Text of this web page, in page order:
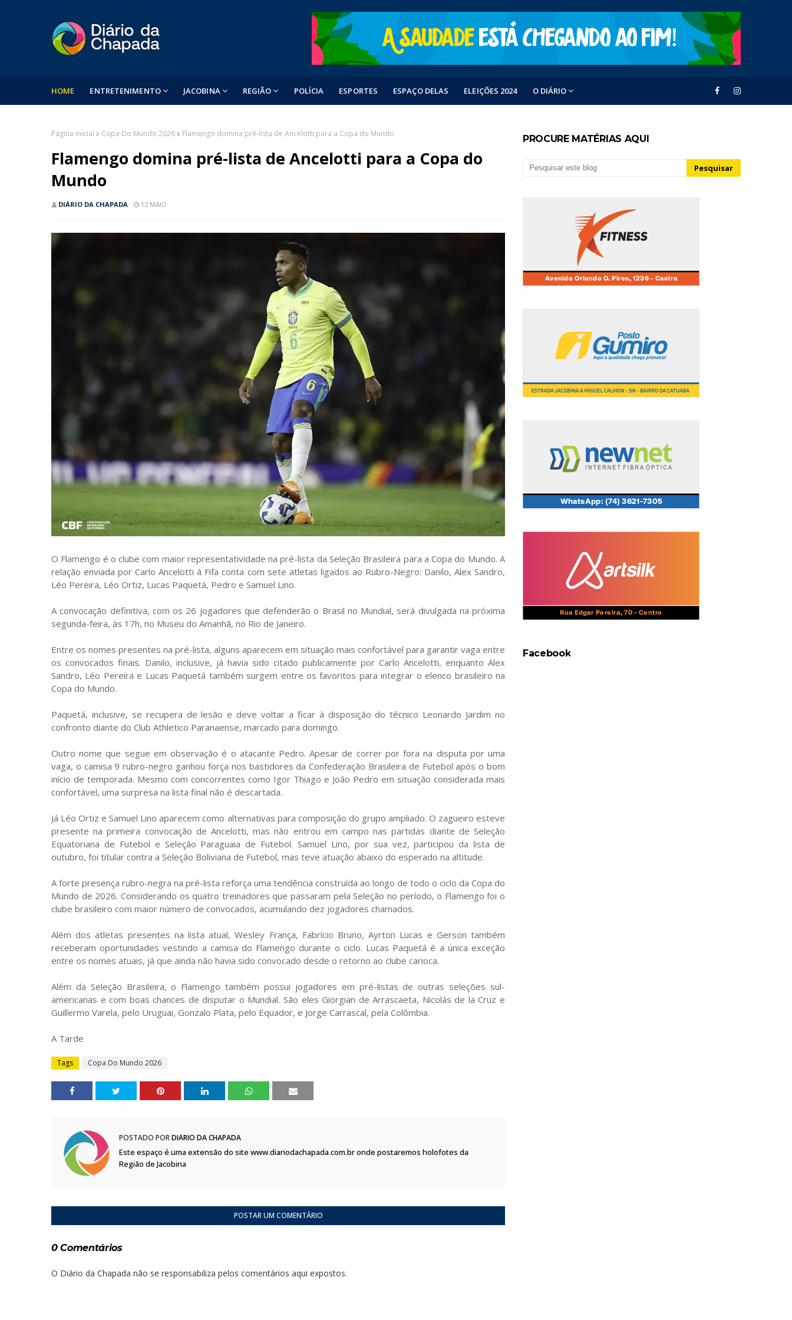
HOME ENTRETENIMENTO JACOBINA REGIÃO POLÍCIA ESPORTES ESPAÇO DELAS ELEIÇÕES 2024 O DIÁRIO
Página inicial Copa Do Mundo 2026 Flamengo domina pré-lista de Ancelotti para a Copa do Mundo
Flamengo domina pré-lista de Ancelotti para a Copa do
Mundo
DIÁRIO DA CHAPADA 12 MAIO
O Flamengo é o clube com maior representatividade na pré-lista da Seleção Brasileira para a Copa do Mundo. A
relação enviada por Carlo Ancelotti à Fifa conta com sete atletas ligados ao Rubro-Negro: Danilo, Alex Sandro,
Léo Pereira, Léo Ortiz, Lucas Paquetá, Pedro e Samuel Lino.
A convocação definitiva, com os 26 jogadores que defenderão o Brasil no Mundial, será divulgada na próxima
segunda-feira, às 17h, no Museu do Amanhã, no Rio de Janeiro.
Entre os nomes presentes na pré-lista, alguns aparecem em situação mais confortável para garantir vaga entre
os convocados finais. Danilo, inclusive, já havia sido citado publicamente por Carlo Ancelotti, enquanto Alex
Sandro, Léo Pereira e Lucas Paquetá também surgem entre os favoritos para integrar o elenco brasileiro na
Copa do Mundo.
Paquetá, inclusive, se recupera de lesão e deve voltar a ficar à disposição do técnico Leonardo Jardim no
confronto diante do Club Athletico Paranaense, marcado para domingo.
Outro nome que segue em observação é o atacante Pedro. Apesar de correr por fora na disputa por uma
vaga, o camisa 9 rubro-negro ganhou força nos bastidores da Confederação Brasileira de Futebol após o bom
início de temporada. Mesmo com concorrentes como Igor Thiago e João Pedro em situação considerada mais
confortável, uma surpresa na lista final não é descartada.
Já Léo Ortiz e Samuel Lino aparecem como alternativas para composição do grupo ampliado. O zagueiro esteve
presente na primeira convocação de Ancelotti, mas não entrou em campo nas partidas diante de Seleção
Equatoriana de Futebol e Seleção Paraguaia de Futebol. Samuel Lino, por sua vez, participou da lista de
outubro, foi titular contra a Seleção Boliviana de Futebol, mas teve atuação abaixo do esperado na altitude.
A forte presença rubro-negra na pré-lista reforça uma tendência construída ao longo de todo o ciclo da Copa do
Mundo de 2026. Considerando os quatro treinadores que passaram pela Seleção no período, o Flamengo foi o
clube brasileiro com maior número de convocados, acumulando dez jogadores chamados.
Além dos atletas presentes na lista atual, Wesley França, Fabrício Bruno, Ayrton Lucas e Gerson também
receberam oportunidades vestindo a camisa do Flamengo durante o ciclo. Lucas Paquetá é a única exceção
entre os nomes atuais, já que ainda não havia sido convocado desde o retorno ao clube carioca.
Além da Seleção Brasileira, o Flamengo também possui jogadores em pré-listas de outras seleções sul-
americanas e com boas chances de disputar o Mundial. São eles Giorgian de Arrascaeta, Nicolás de la Cruz e
Guillermo Varela, pelo Uruguai, Gonzalo Plata, pelo Equador, e Jorge Carrascal, pela Colômbia.
A Tarde
Tags Copa Do Mundo 2026
POSTADO PORDIÁRIO DA CHAPADA
Este espaço é uma extensão do site www.diariodachapada.com.br onde postaremos holofotes da
Região de Jacobina
POSTAR UM COMENTÁRIO
0 Comentários
O Diário da Chapada não se responsabiliza pelos comentários aqui expostos.
PROCURE MATÉRIAS AQUI
Facebook